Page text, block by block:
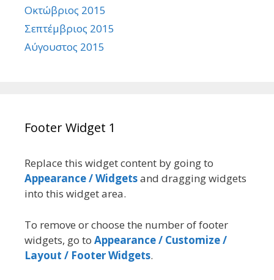
Οκτώβριος 2015
Σεπτέμβριος 2015
Αύγουστος 2015
Footer Widget 1
Replace this widget content by going to
Appearance / Widgetsand dragging widgets
into this widget area.
To remove or choose the number of footer
widgets, go to Appearance / Customize /
Layout / Footer Widgets.